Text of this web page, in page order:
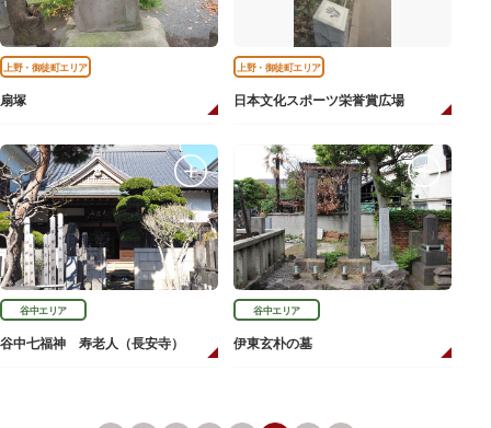
上野・御徒町エリア
扇塚
上野・御徒町エリア
日本文化スポーツ栄誉賞広場
谷中エリア
谷中七福神 寿老人（長安寺）
谷中エリア
伊東玄朴の墓